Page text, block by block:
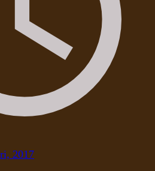
2017